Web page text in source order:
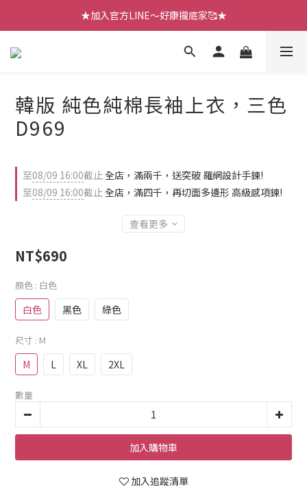
【七月新品】上架了!! 限時折扣優惠😍
★加入官方LINE～好康攏底家🥰★
【七月新品】上架了!! 限時折扣優惠😍
韓版 純色純棉長袖上衣，三色
D969
至08/09 16:00截止全店，滿兩千，送突破 羅網設計手鍊!
至08/09 16:00截止全店，滿四千，再切面多邊形 高級感項鍊!
查看更多
NT$690
顏色 : 白色
白色 黑色 綠色
尺寸 : M
M L XL 2XL
數量
加入購物車
加入追蹤清單